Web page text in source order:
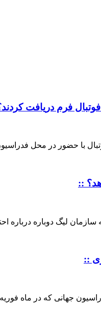
فرم دریافت
::
لیگ دوباره درباره
::
جهانی که در ماه